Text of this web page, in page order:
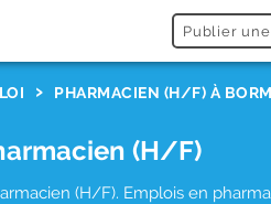
Publier
PHARMACIEN (H/F) À
(H/F)
(H/F). Emplois en